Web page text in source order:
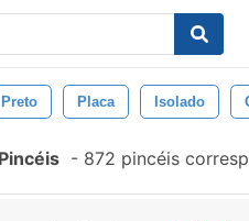
Preto Placa Isolado
- 872 pincéis